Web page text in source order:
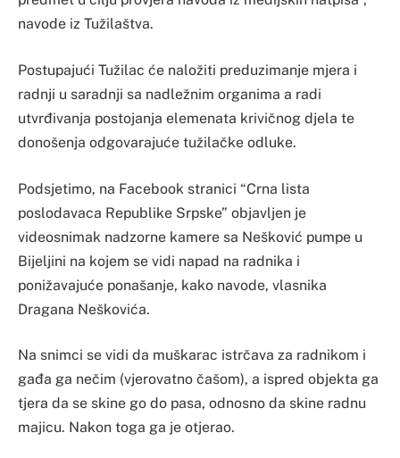
navode iz Tužilaštva.
Postupajući Tužilac će naložiti preduzimanje mjera i
radnji u saradnji sa nadležnim organima a radi
utvrđivanja postojanja elemenata krivičnog djela te
donošenja odgovarajuće tužilačke odluke.
Podsjetimo, na Facebook stranici “Crna lista
poslodavaca Republike Srpske” objavljen je
videosnimak nadzorne kamere sa Nešković pumpe u
Bijeljini na kojem se vidi napad na radnika i
ponižavajuće ponašanje, kako navode, vlasnika
Dragana Neškovića.
Na snimci se vidi da muškarac istrčava za radnikom i
gađa ga nečim (vjerovatno čašom), a ispred objekta ga
tjera da se skine go do pasa, odnosno da skine radnu
majicu. Nakon toga ga je otjerao.